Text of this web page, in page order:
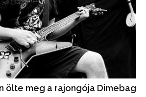
ölte meg a rajongója Dimebag